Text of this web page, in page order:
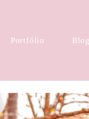
Portfólio Blog